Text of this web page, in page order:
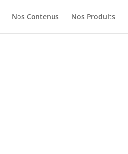
Nos Contenus Nos Produits